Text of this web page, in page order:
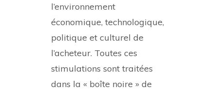
l’environnement
économique, technologique,
politique et culturel de
l’acheteur. Toutes ces
stimulations sont traitées
dans la « boîte noire » de